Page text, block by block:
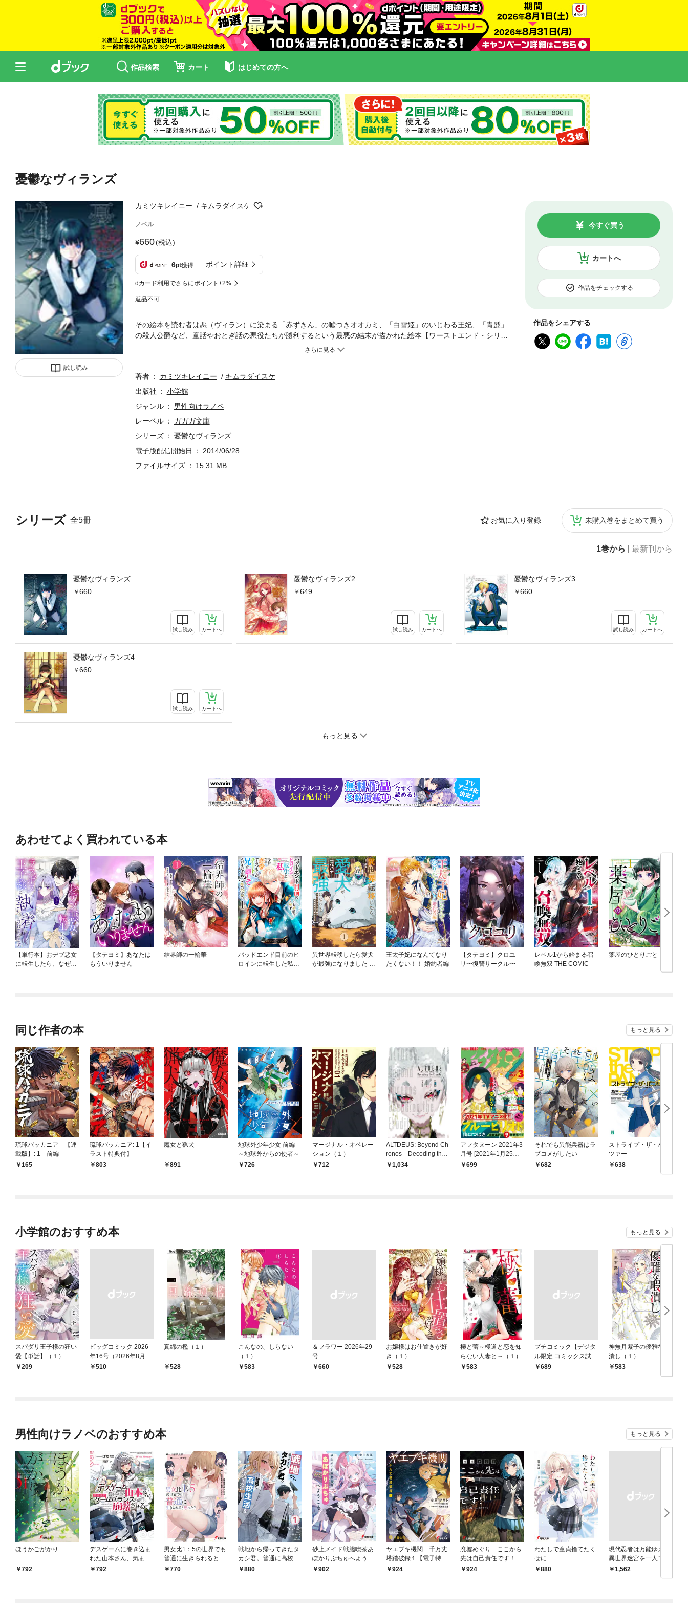
作品検索 カート はじめての方へ
憂鬱なヴィランズ
試し読み
カミツキレイニー キムラダイスケ
ノベル
660(税込)
6pt獲得 ポイント詳細
dカード利用でさらにポイント+2%
返品不可
カートへ
今すぐ買う
作品をチェックする
作品をシェアする
シリーズ 全5冊 お気に入り登録 未購入巻をまとめて買う
1巻から 最新刊から
憂鬱なヴィランズ
660
試し読み カートへ
憂鬱なヴィランズ2
649
試し読み カートへ
憂鬱なヴィランズ3
660
試し読み カートへ
憂鬱なヴィランズ4
660
試し読み カートへ
もっと見る
その絵本を読む者は悪（ヴィラン）に染まる「赤ずきん」の嘘つきオオカミ、「白雪姫」のいじわる王妃、「青髭」
の殺人公爵など、童話やおとぎ話の悪役たちが勝利するという最悪の結末が描かれた絵本【ワーストエンド・シリー
ズ】。 その中に棲む悪役たち（ヴィランズ）は、絵本を所有した人間に取り憑き、その醜い欲望を剥き出しにする
まれていくことになる。悪役（ヴィラン）に借り受けた異能力を使い、罪を犯す者と、それを阻止する者たち。互い
の能力を駆使し死力を尽くした戦いの幕が上がる。 第5回小学館ライトノベル大賞ガガガ大賞受賞『こうして彼は屋
ィのカラーイラスト、モノクロの挿絵イラストが収録されています。
著者 カミツキレイニー
キムラダイスケ
出版社
小学館
ジャンル
男性向けラノベ
レーベル
ガガガ文庫
シリーズ
憂鬱なヴィランズ
電子版配信開始日
2014/06/28
ファイルサイズ
15.31 MB
あわせてよく買われている本
【単行本】おデブ悪女
に転生したら、なぜか
【タテヨミ】あなたは
もういりません
結界師の一輪華
バッドエンド目前のヒ
ロインに転生した私、
異世界転移したら愛犬
が最強になりました ～
王太子妃になんてなり
たくない！！ 婚約者編
【タテヨミ】クロユ
リ〜復讐サークル〜
レベル1から始まる召
喚無双 THE COMIC
薬屋のひとりごと
同じ作者の本 もっと見る
琉球バッカニア 【連
載版】: 1 前編
165
琉球バッカニア: 1【イ
ラスト特典付】
803
魔女と猟犬
891
地球外少年少女 前編
～地球外からの使者～
726
マージナル・オペレー
ション（１）
712
ALTDEUS: Beyond Ch
ronos Decoding the
Erudite
1,034
アフタヌーン 2021年3
月号 [2021年1月25日
発売]
699
それでも異能兵器はラ
ブコメがしたい
682
ストライプ・ザ・パン
ツァー
638
小学館のおすすめ本 もっと見る
スパダリ王子様の狂い
愛【単話】（１）
209
ビッグコミック 2026
年16号（2026年8月7
日発売）
￥510
真綿の檻（１）
528
こんなの、しらない
（１）
583
＆フラワー 2026年29
号
￥660
お嬢様はお仕置きが好
き（１）
528
極と蕾～極道と恋を知
らない人妻と～（１）
583
プチコミック【デジタ
ル限定 コミックス試し
読み特典付き】 2026
￥689
神無月紫子の優雅な暇
潰し（１）
583
男性向けラノベのおすすめ本 もっと見る
ほうかごがかり
792
デスゲームに巻き込ま
れた山本さん、気まま
にゲームバランスを崩
792
男女比1：5の世界でも
普通に生きられると思
った？ ～激重感情な
770
戦地から帰ってきたタ
カシ君。普通に高校生
活を送りたい【電子版
880
砂上メイド戦艦喫茶あ
ぽかりぷちゅへようこ
そ902
ヤエブキ機関 千万丈
塔踏破録１【電子特別
版】924
廃墟めぐり ここから
先は自己責任です！
924
わたしで童貞捨てたく
せに
880
現代忍者は万能ゆえに
異世界迷宮を一人でど
こまでも深く潜る 1
￥1,562